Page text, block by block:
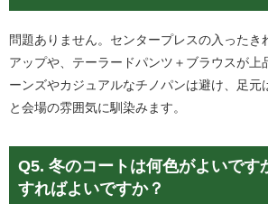
問題ありません。センタープレスの入ったき
アップや、テーラードパンツ＋ブラウスが上
ーンズやカジュアルなチノパンは避け、足元
と会場の雰囲気に馴染みます。
Q5. 冬のコートは何色がよいです
すればよいですか？